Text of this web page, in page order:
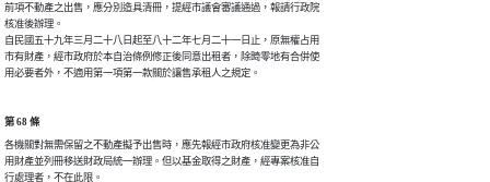
前項不動產之出售，應分別造具清冊，提經市議會審議通過，報請行政院
核准後辦理。
自民國五十九年三月二十八日起至八十二年七月二十一日止，原無權占用
市有財產，經市政府於本自治條例修正後同意出租者，除畸零地有合併使
用必要者外，不適用第一項第一款關於讓售承租人之規定。
第 68 條
各機關對無需保留之不動產擬予出售時，應先報經市政府核准變更為非公
用財產並列冊移送財政局統一辦理。但以基金取得之財產，經專案核准自
行處理者，不在此限。